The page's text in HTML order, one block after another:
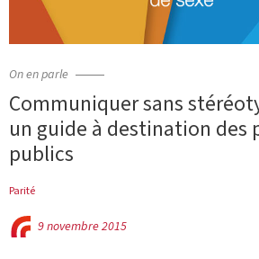
On en parle
Communiquer sans
un guide à destination des
publics
Parité
9 novembre 2015